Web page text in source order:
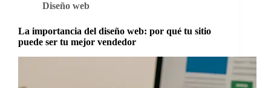
Diseño web
La importancia del diseño web: por qué tu sitio
puede ser tu mejor vendedor